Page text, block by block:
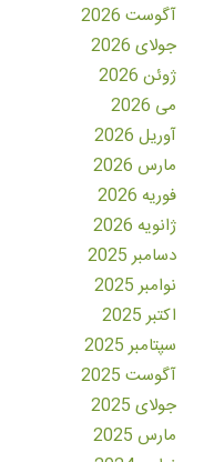
آگوست 2026
جولای 2026
ژوئن 2026
می 2026
آوریل 2026
مارس 2026
فوریه 2026
ژانویه 2026
دسامبر 2025
نوامبر 2025
اکتبر 2025
سپتامبر 2025
آگوست 2025
جولای 2025
مارس 2025